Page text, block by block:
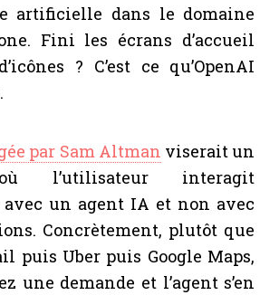
artificielle dans le domaine
Fini les écrans d’accueil
? C’est ce qu’OpenAI
par Sam Altman viserait un
l’utilisateur interagit
un agent IA et non avec
Concrètement, plutôt que
puis Uber puis Google Maps,
une demande et l’agent s’en